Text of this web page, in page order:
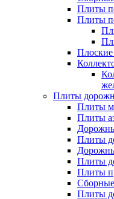
Плиты
Плиты
Плиты
Плиты
Плиты
Плиты
Плиты
Плиты
Плиты